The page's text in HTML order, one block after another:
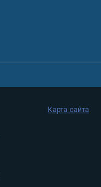
Карта сайта